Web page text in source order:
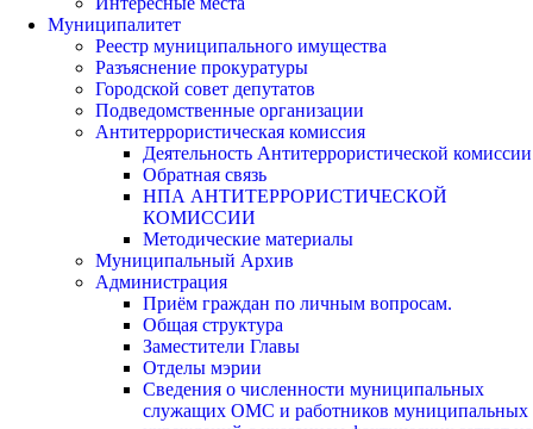
Муниципалитет
Реестр муниципального имущества
Разъяснение прокуратуры
Городской совет депутатов
Подведомственные организации
Антитеррористическая комиссия
Деятельность Антитеррористической комиссии
Обратная связь
НПА АНТИТЕРРОРИСТИЧЕСКОЙ
КОМИССИИ
Методические материалы
Муниципальный Архив
Администрация
Приём граждан по личным вопросам.
Общая структура
Заместители Главы
Отделы мэрии
Сведения о численности муниципальных
служащих ОМС и работников муниципальных